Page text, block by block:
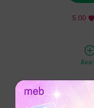
5.00
ติดต
หนังสือเสริมภาษาอัง